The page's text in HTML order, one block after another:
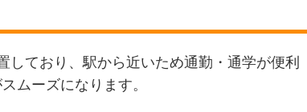
しており、駅から近いため通勤・通学が便利
ムーズになります。